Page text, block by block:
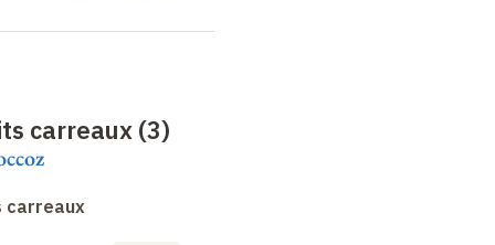
carreaux (3)
carreaux